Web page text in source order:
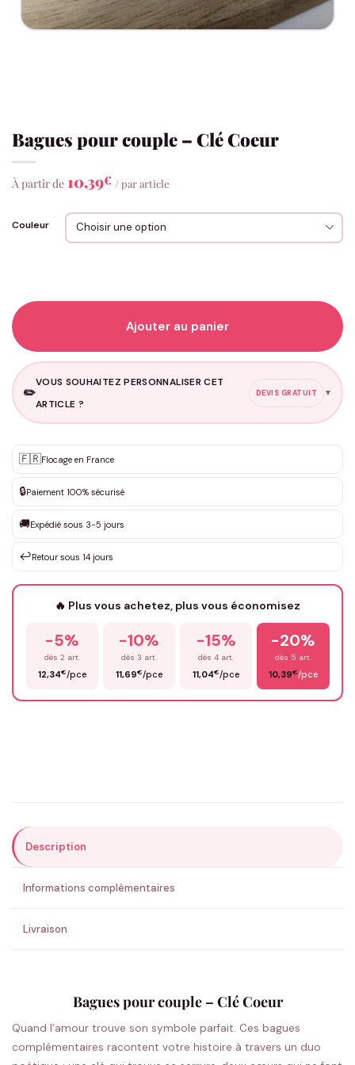
Bagues pour couple – Clé Coeur
À partir de 10,39€ / par article
Couleur
Ajouter au panier
✏️
VOUS SOUHAITEZ PERSONNALISER CET
ARTICLE ?
DEVIS GRATUIT ▼
✨ Personnalisation sur mesure
DEVIS GRATUIT · Personnalisation de 3 à 10€ selon la demande
Que souhaitez-vous ?*
Votre texte / idée*
Prénom*
ENVOYER MA DEMANDE ✨
💚 Retour sous 24-48h🇫🇷 Flocage en France✅ Validation avant fabrication
🇫🇷Flocage en France
🔒Paiement 100% sécurisé
🚚Expédié sous 3-5 jours
↩️Retour sous 14 jours
🔥 Plus vous achetez, plus vous économisez
-5%
dès 2 art.
12,34€/pce
-10%
dès 3 art.
11,69€/pce
-15%
dès 4 art.
11,04€/pce
-20%
dès 5 art.
10,39€/pce
Description
Informations complémentaires
Livraison
Bagues pour couple – Clé Coeur
Quand l’amour trouve son symbole parfait. Ces bagues
complémentaires racontent votre histoire à travers un duo